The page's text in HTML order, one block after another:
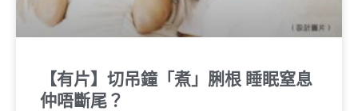
【有片】切吊鐘「煮」脷根 睡眠窒息
仲唔斷尾？